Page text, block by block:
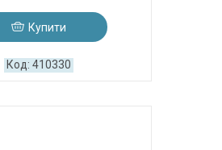
Купити
410330